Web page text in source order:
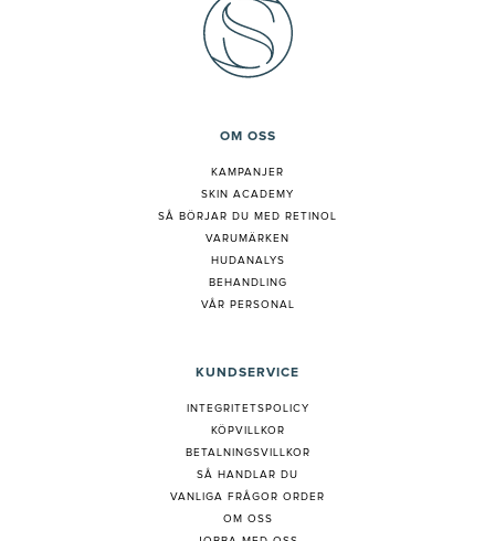
OM OSS
KAMPANJER
SKIN ACADEMY
SÅ BÖRJAR DU MED RETINOL
VARUMÄRKEN
HUDANALYS
BEHANDLING
VÅR PERSONAL
KUNDSERVICE
INTEGRITETSPOLICY
KÖPVILLKOR
BETALNINGSVILLKOR
SÅ HANDLAR DU
VANLIGA FRÅGOR ORDER
OM OSS